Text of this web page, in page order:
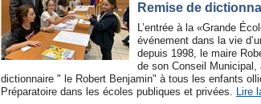
Remise de
L’entrée à la «Grande
événement dans la vie
depuis 1998, le maire
de son Conseil Municipal,
dictionnaire " le Robert Benjamin" à tous les enfants
Préparatoire dans les écoles publiques et privées. Lire